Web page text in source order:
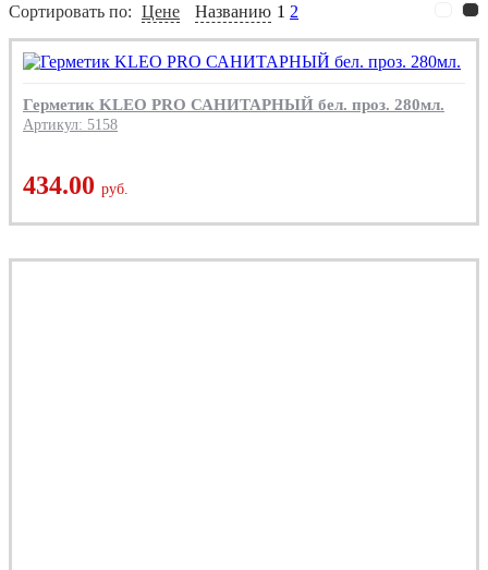
Сортировать по: Цене Названию
Герметик KLEO PRO САНИТАРНЫЙ бел. проз. 280мл.
Артикул: 5158
434.00 руб.
1 2